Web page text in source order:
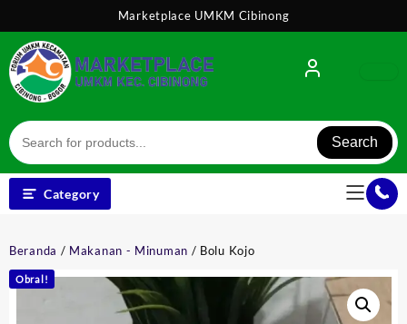
content
Marketplace UMKM Cibinong
Search
Category
Beranda / Makanan - Minuman / Bolu Kojo
Obral!